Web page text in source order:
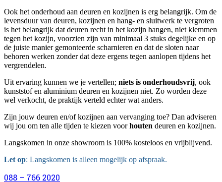
Ook het onderhoud aan deuren en kozijnen is erg belangrijk. Om de
levensduur van deuren, kozijnen en hang- en sluitwerk te vergroten
is het belangrijk dat deuren recht in het kozijn hangen, niet klemmen
tegen het kozijn, voorzien zijn van minimaal 3 stuks degelijke en op
de juiste manier gemonteerde scharnieren en dat de sloten naar
behoren werken zonder dat deze ergens tegen aanlopen tijdens het
vergrendelen.
Uit ervaring kunnen we je vertellen; niets is onderhoudsvrij, ook
kunststof en aluminium deuren en kozijnen niet. Zo worden deze
wel verkocht, de praktijk verteld echter wat anders.
Zijn jouw deuren en/of kozijnen aan vervanging toe? Dan adviseren
wij jou om ten alle tijden te kiezen voorhouten deuren en kozijnen.
Langskomen in onze showroom is 100% kosteloos en vrijblijvend.
Let op: Langskomen is alleen mogelijk op afspraak.
088 – 766 2020